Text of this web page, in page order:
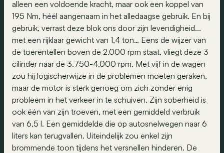
alleen een voldoende kracht, maar ook een koppel van
195 Nm, héél aangenaam in het alledaagse gebruik. En bij
gebruik, verrast deze blok ons door zijn levendigheid...
met een rijklaar gewicht van 1,4 ton… Eens de wijzer van
de toerentellen boven de 2.000 rpm staat, vliegt deze 3
cilinder naar de 3.750-4.000 rpm. Met vijf in de wagen
zou hij logischerwijze in de problemen moeten geraken,
maar de motor is sterk genoeg om zich zonder enig
probleem in het verkeer in te schuiven. Zijn soberheid is
ook één van zijn troeven, met een gemiddeld verbruik
van 6,5 l. Een gemiddelde die op autosnelwegen naar 6
liters kan terugvallen. Uiteindelijk zou enkel zijn
brommende toon tijdens het versnellen hinderen. De